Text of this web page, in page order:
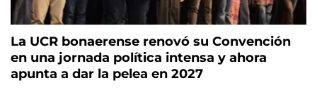
La UCR bonaerense renovó su Convención
en una jornada política intensa y ahora
apunta a dar la pelea en 2027